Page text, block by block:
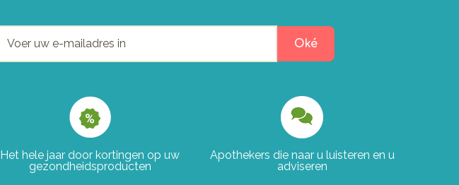
Oké
Het hele jaar door kortingen op uw
gezondheidsproducten
Apothekers die naar u luisteren en u
adviseren